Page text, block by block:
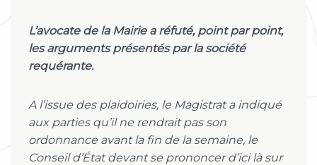
L’avocate de la Mairie a réfuté, point par point,
les arguments présentés par la société
requérante.
A l’issue des plaidoiries, le Magistrat a indiqué
aux parties qu’il ne rendrait pas son
ordonnance avant la fin de la semaine, le
Conseil d’État devant se prononcer d’ici là sur